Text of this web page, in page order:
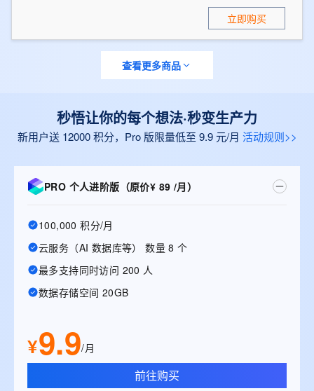
立即购买
查看更多商品
秒悟让你的每个想法·秒变生产力
新用户送 12000 积分，Pro 版限量低至 9.9 元/月 活动规则>>
PRO 个人进阶版（原价¥ 89 /月）
100,000 积分/月
云服务（AI 数据库等） 数量 8 个
最多支持同时访问 200 人
数据存储空间 20GB
¥9.9/月
前往购买